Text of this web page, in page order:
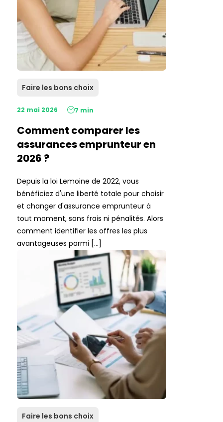
Faire les bons choix
22 mai 2026 7 min
Comment comparer les
assurances emprunteur en
2026 ?
Depuis la loi Lemoine de 2022, vous
bénéficiez d'une liberté totale pour choisir
et changer d'assurance emprunteur à
tout moment, sans frais ni pénalités. Alors
comment identifier les offres les plus
avantageuses parmi […]
Faire les bons choix